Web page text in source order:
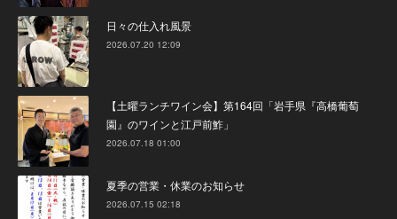
日々の仕入れ風景
2026.07.20 12:09
【土曜ランチワイン会】第164回「岩手県『高橋葡萄
園』のワインと江戸前鮓」
2026.07.18 01:00
夏季の営業・休業のお知らせ
2026.07.15 02:18